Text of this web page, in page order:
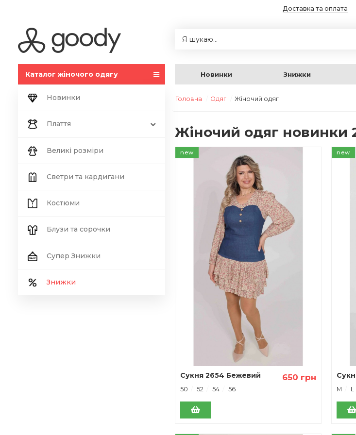
Доставка та оплата
Новинки Знижки
Каталог жіночого одягу
Новинки
Плаття
Великі розміри
Светри та кардигани
Костюми
Блузи та сорочки
Супер Знижки
Знижки
Головна Одяг Жіночий одяг
Жіночий одяг новинки
new
650 грн
Сукня 2654 Бежевий
50 52 54 56
new
М L